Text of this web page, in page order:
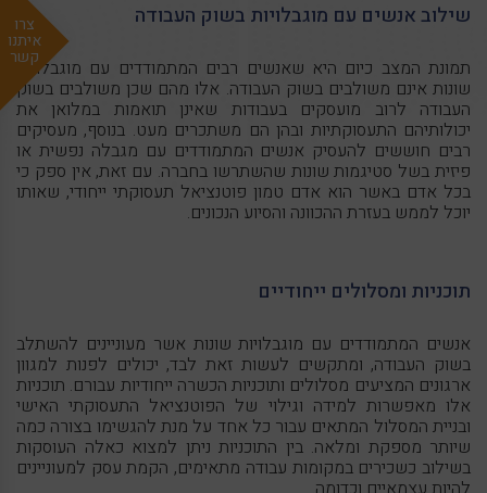
צרו
איתנו
קשר
שילוב אנשים עם מוגבלויות בשוק העבודה
תמונת המצב כיום היא שאנשים רבים המתמודדים עם מוגבלויות
שונות אינם משולבים בשוק העבודה. אלו מהם שכן משולבים בשוק
העבודה לרוב מועסקים בעבודות שאינן תואמות במלואן את
יכולותיהם התעסוקתיות ובהן הם משתכרים מעט. בנוסף, מעסיקים
רבים חוששים להעסיק אנשים המתמודדים עם מגבלה נפשית או
פיזית בשל סטיגמות שונות שהשתרשו בחברה. עם זאת, אין ספק כי
בכל אדם באשר הוא אדם טמון פוטנציאל תעסוקתי ייחודי, שאותו
יוכל לממש בעזרת ההכוונה והסיוע הנכונים.
תוכניות ומסלולים ייחודיים
אנשים המתמודדים עם מוגבלויות שונות אשר מעוניינים להשתלב
בשוק העבודה, ומתקשים לעשות זאת לבד, יכולים לפנות למגוון
ארגונים המציעים מסלולים ותוכניות הכשרה ייחודיות עבורם. תוכניות
אלו מאפשרות למידה וגילוי של הפוטנציאל התעסוקתי האישי
ובניית המסלול המתאים עבור כל אחד על מנת להגשימו בצורה כמה
שיותר מספקת ומלאה. בין התוכניות ניתן למצוא כאלה העוסקות
בשילוב כשכירים במקומות עבודה מתאימים, הקמת עסק למעוניינים